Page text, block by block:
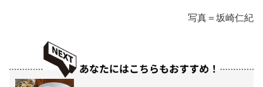
写真＝坂崎仁紀